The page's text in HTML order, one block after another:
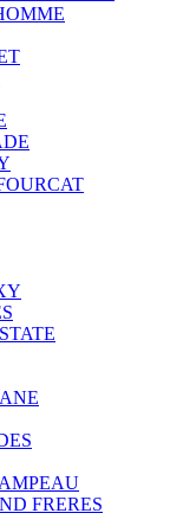
FRERES